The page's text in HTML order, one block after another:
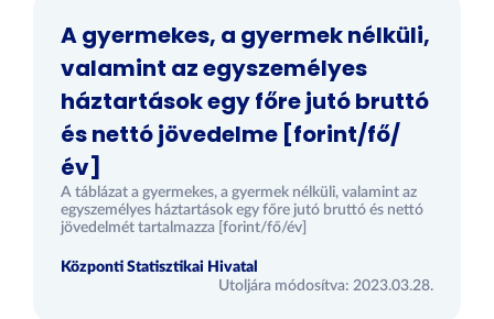
A gyermekes, a gyermek nélküli,
valamint az egyszemélyes
háztartások egy főre jutó bruttó
és nettó jövedelme [forint/fő/
év]
A táblázat a gyermekes, a gyermek nélküli, valamint az
egyszemélyes háztartások egy főre jutó bruttó és nettó
jövedelmét tartalmazza [forint/fő/év]
Központi Statisztikai Hivatal
Utoljára módosítva: 2023.03.28.